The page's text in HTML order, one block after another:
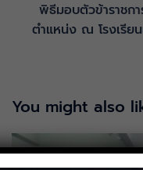
พิธีมอบตัวข้าราชกา
ตำแหน่ง ณ โรงเรีย
You might also